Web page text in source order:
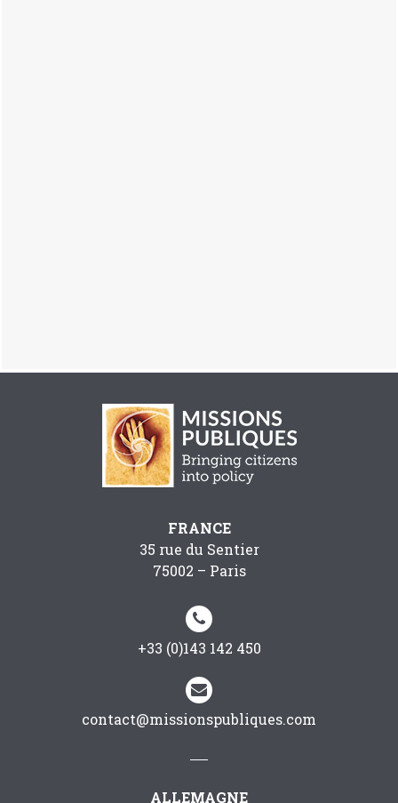
FRANCE
35 rue du Sentier
75002 – Paris


+33 (0)143 142 450


contact@missionspubliques.com
ALLEMAGNE